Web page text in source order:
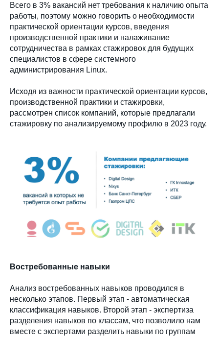
Всего в 3% вакансий нет требования к наличию опыта
работы, поэтому можно говорить о необходимости
практической ориентации курсов, введения
производственной практики и налаживание
сотрудничества в рамках стажировок для будущих
специалистов в сфере системного
администрирования Linux.
Исходя из важности практической ориентации курсов,
производственной практики и стажировки,
рассмотрен список компаний, которые предлагали
стажировку по анализируемому профилю в 2023 году.
Востребованные навыки
Анализ востребованных навыков проводился в
несколько этапов. Первый этап - автоматическая
классификация навыков. Второй этап - экспертиза
разделения навыков по классам, что позволило нам
вместе с экспертами разделить навыки по группам